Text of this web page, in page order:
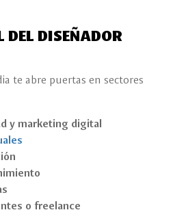
DISEÑADOR
te abre puertas en sectores
y marketing digital
o freelance